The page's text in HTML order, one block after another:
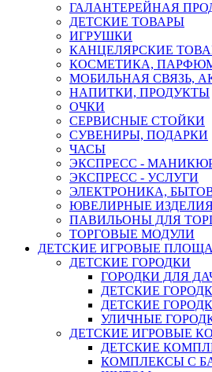
ГАЛАНТЕРЕЙНАЯ
ДЕТСКИЕ ТОВАРЫ
ИГРУШКИ
КАНЦЕЛЯРСКИЕ
КОСМЕТИКА,
МОБИЛЬНАЯ СВЯЗЬ,
НАПИТКИ, ПРОДУКТЫ
ОЧКИ
СЕРВИСНЫЕ СТОЙКИ
СУВЕНИРЫ, ПОДАРКИ
ЧАСЫ
ЭКСПРЕСС -
ЭКСПРЕСС - УСЛУГИ
ЭЛЕКТРОНИКА,
ЮВЕЛИРНЫЕ
ПАВИЛЬОНЫ ДЛЯ
ТОРГОВЫЕ МОДУЛИ
ДЕТСКИЕ ИГРОВЫЕ
ДЕТСКИЕ ГОРОДКИ
ГОРОДКИ ДЛЯ
ДЕТСКИЕ
ДЕТСКИЕ
УЛИЧНЫЕ
ДЕТСКИЕ ИГРОВЫЕ
ДЕТСКИЕ
КОМПЛЕКСЫ С